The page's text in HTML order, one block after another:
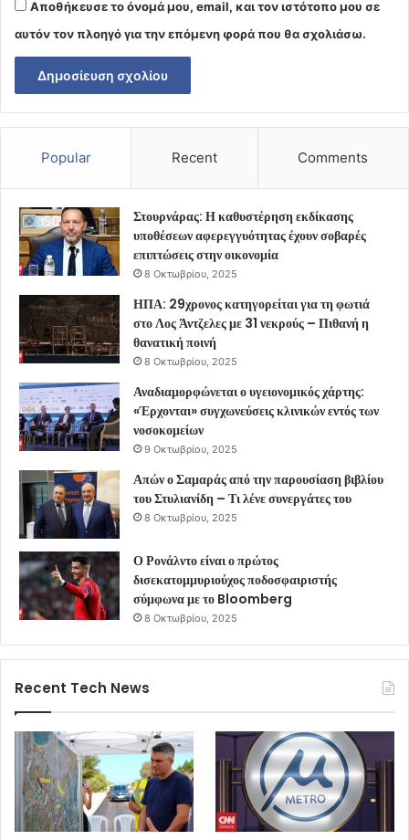
Αποθήκευσε το όνομά μου, email, και τον ιστότοπο μου σε
αυτόν τον πλοηγό για την επόμενη φορά που θα σχολιάσω.
Popular Recent Comments
Στουρνάρας: Η καθυστέρηση εκδίκασης
υποθέσεων αφερεγγυότητας έχουν σοβαρές
επιπτώσεις στην οικονομία
8 Οκτωβρίου, 2025
ΗΠΑ: 29χρονος κατηγορείται για τη φωτιά
στο Λος Άντζελες με 31 νεκρούς – Πιθανή η
θανατική ποινή
8 Οκτωβρίου, 2025
Αναδιαμορφώνεται ο υγειονομικός χάρτης:
«Έρχονται» συγχωνεύσεις κλινικών εντός των
νοσοκομείων
9 Οκτωβρίου, 2025
Απών ο Σαμαράς από την παρουσίαση βιβλίου
του Στυλιανίδη – Τι λένε συνεργάτες του
8 Οκτωβρίου, 2025
Ο Ρονάλντο είναι ο πρώτος
δισεκατομμυριούχος ποδοσφαιριστής
σύμφωνα με το Bloomberg
8 Οκτωβρίου, 2025
Recent Tech News